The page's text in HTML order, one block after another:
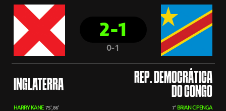
2-1
0-1
INGLATERRA
REP. DEMOCRÁTICA
DO CONGO
HARRY KANE 75', 86' 7' BRIAN CIPENGA